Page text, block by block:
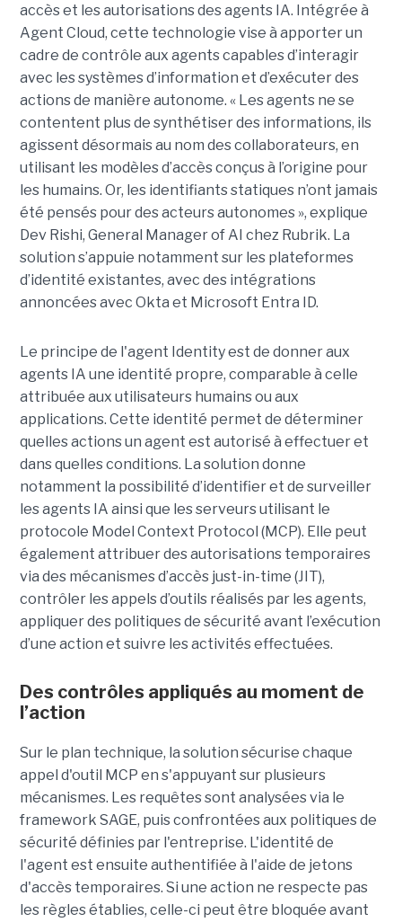
accès et les autorisations des agents IA. Intégrée à
Agent Cloud, cette technologie vise à apporter un
cadre de contrôle aux agents capables d’interagir
avec les systèmes d’information et d’exécuter des
actions de manière autonome. « Les agents ne se
contentent plus de synthétiser des informations, ils
agissent désormais au nom des collaborateurs, en
utilisant les modèles d’accès conçus à l’origine pour
les humains. Or, les identifiants statiques n’ont jamais
été pensés pour des acteurs autonomes », explique
Dev Rishi, General Manager of AI chez Rubrik. La
solution s’appuie notamment sur les plateformes
d’identité existantes, avec des intégrations
annoncées avec Okta et Microsoft Entra ID.
Le principe de l'agent Identity est de donner aux
agents IA une identité propre, comparable à celle
attribuée aux utilisateurs humains ou aux
applications. Cette identité permet de déterminer
quelles actions un agent est autorisé à effectuer et
dans quelles conditions. La solution donne
notamment la possibilité d’identifier et de surveiller
les agents IA ainsi que les serveurs utilisant le
protocole Model Context Protocol (MCP). Elle peut
également attribuer des autorisations temporaires
via des mécanismes d’accès just-in-time (JIT),
contrôler les appels d’outils réalisés par les agents,
appliquer des politiques de sécurité avant l’exécution
d’une action et suivre les activités effectuées.
Des contrôles appliqués au moment de
l’action
Sur le plan technique, la solution sécurise chaque
appel d'outil MCP en s'appuyant sur plusieurs
mécanismes. Les requêtes sont analysées via le
framework SAGE, puis confrontées aux politiques de
sécurité définies par l'entreprise. L'identité de
l'agent est ensuite authentifiée à l'aide de jetons
d'accès temporaires. Si une action ne respecte pas
les règles établies, celle-ci peut être bloquée avant